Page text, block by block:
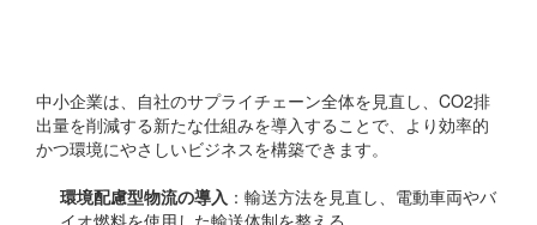
中小企業は、自社のサプライチェーン全体を見直し、CO2排
出量を削減する新たな仕組みを導入することで、より効率的
かつ環境にやさしいビジネスを構築できます。
環境配慮型物流の導入 ：輸送方法を見直し、電動車両やバ
イオ燃料を使用した輸送体制を整える。